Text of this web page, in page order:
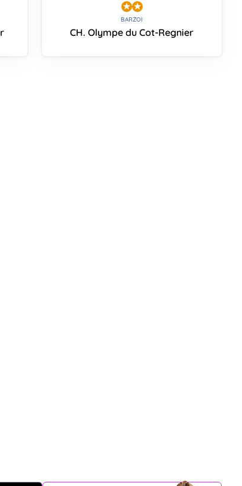
BARZOI
CH. Olympe du Cot-Regnier